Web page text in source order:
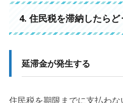
4. 住民税を滞納したらど
延滞金が発生する
住民税を期限までに支払わな